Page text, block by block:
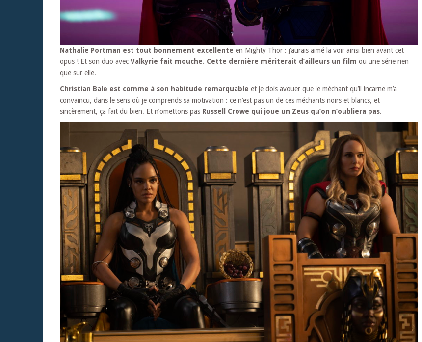
Nathalie Portman est tout bonnement excellente en Mighty Thor : j’aurais aimé la voir ainsi bien avant cet
opus ! Et son duo avec Valkyrie fait mouche. Cette dernière mériterait d’ailleurs un film ou une série rien
que sur elle.
Christian Bale est comme à son habitude remarquable et je dois avouer que le méchant qu’il incarne m’a
convaincu, dans le sens où je comprends sa motivation : ce n’est pas un de ces méchants noirs et blancs, et
sincèrement, ça fait du bien. Et n’omettons pas Russell Crowe qui joue un Zeus qu’on n’oubliera pas.